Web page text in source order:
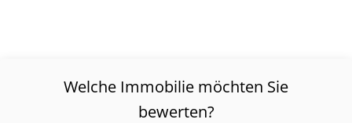
Welche Immobilie möchten Sie
bewerten?